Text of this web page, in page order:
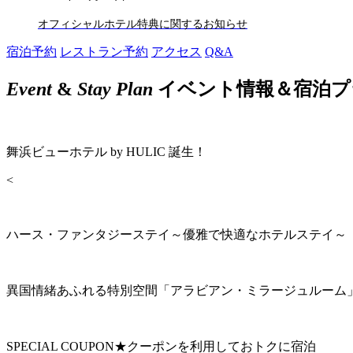
オフィシャルホテル特典に関するお知らせ
宿泊予約 レストラン予約 アクセス Q&A
Event& Stay Plan イベント情報＆宿泊
舞浜ビューホテル by HULIC 誕生！
<
ハース・ファンタジーステイ～優雅で快適なホテルステイ～
異国情緒あふれる特別空間「アラビアン・ミラージュルーム
SPECIAL COUPON★クーポンを利用しておトクに宿泊